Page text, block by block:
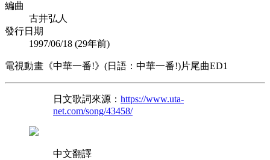
編曲
古井弘人
發行日期
1997/06/18 (29年前)
電視動畫《中華一番!》(日語：中華一番!)片尾曲ED1
日文歌詞來源： https://www.uta-
net.com/song/43458/
中文翻譯